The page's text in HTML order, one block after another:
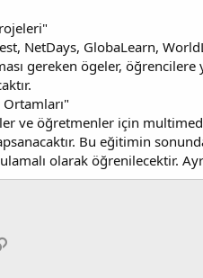
NetDays, GlobaLearn,
gereken ögeler,
ve öğretmenler için
Bu eğitimin
olarak öğrenilecektir.